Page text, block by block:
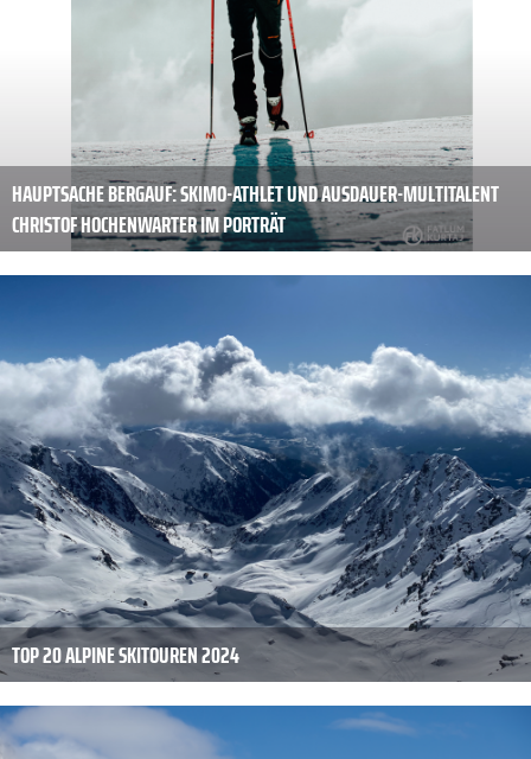
HAUPTSACHE BERGAUF: SKIMO-ATHLET UND AUSDAUER-MULTITALENT
CHRISTOF HOCHENWARTER IM PORTRÄT
TOP 20 ALPINE SKITOUREN 2024